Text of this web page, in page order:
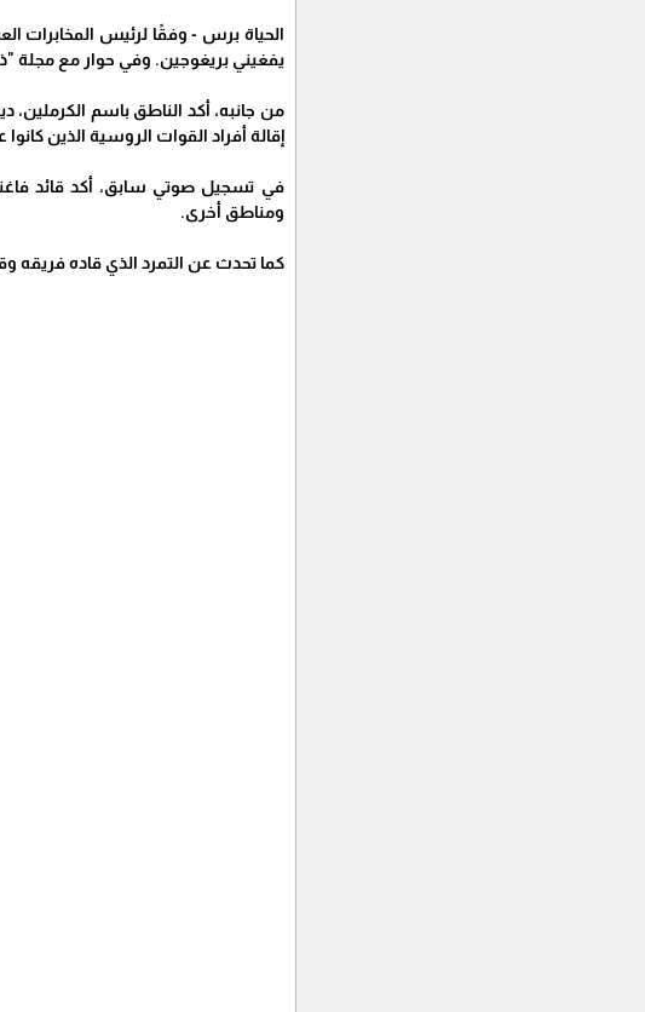
الحياة برس - وفقًا لرئيس المخابرات
يفغيني بريغوجين. وفي حوار مع مجلة
من جانبه، أكد الناطق باسم الكرملين،
إقالة أفراد القوات الروسية الذين
في تسجيل صوتي سابق، أكد قائد
ومناطق أخرى.
كما تحدث عن التمرد الذي قاده فريقه وقطعه لمسافة 780 كيلومترًا قبل توقفه، وأعرب عن أسفه للخسائر